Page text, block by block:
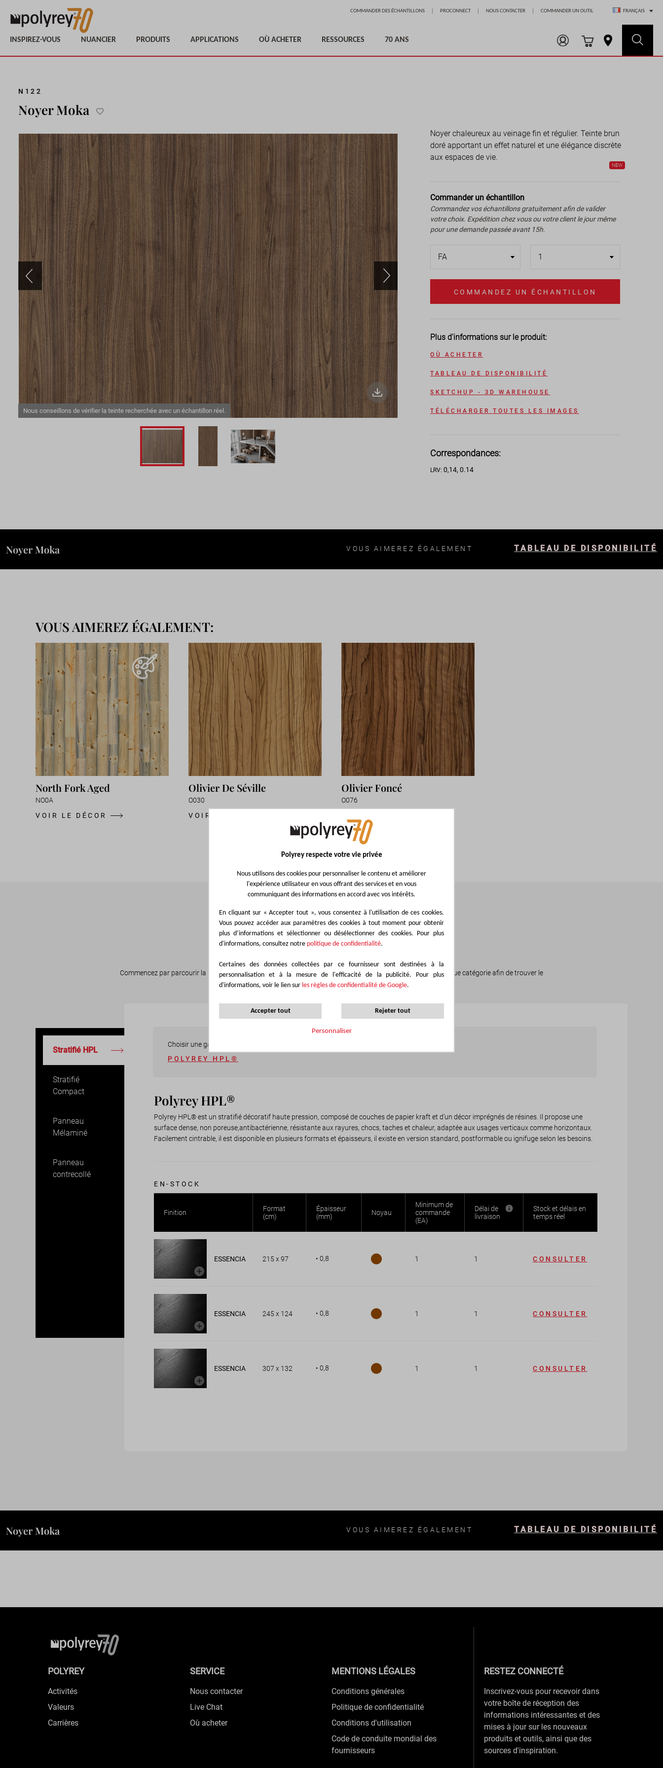
Polyrey respecte votre vie privée
Nous utilisons des cookies pour personnaliser le contenu et améliorer
l'expérience utilisateur en vous offrant des services et en vous
communiquant des informations en accord avec vos intérêts.
En cliquant sur « Accepter tout », vous consentez à l'utilisation de ces cookies.
Vous pouvez accéder aux paramètres des cookies à tout moment pour obtenir
plus d’informations et sélectionner ou désélectionner des cookies. Pour plus
d'informations, consultez notre politique de confidentialité.
Certaines des données collectées par ce fournisseur sont destinées à la
personnalisation et à la mesure de l'efficacité de la publicité. Pour plus
d'informations, voir le lien sur les règles de confidentialité de Google.
Accepter tout Rejeter tout
Personnaliser
Aller
COMMANDER DES ÉCHANTILLONS PROCONNECT NOUS CONTACTER COMMANDER UN OUTIL
Choisir un magasin
FRANÇAIS
INSPIREZ-VOUS NUANCIER PRODUITS APPLICATIONS OÙ ACHETER RESSOURCES 70 ANS
Noyer chaleureux au veinage fin et régulier. Teinte brun
doré apportant un effet naturel et une élégance discrète
aux espaces de vie.
NEW
Commander un échantillon
Commandez vos échantillons gratuitement afin de valider
votre choix. Expédition chez vous ou votre client le jour même
pour une demande passée avant 15h.
COMMANDEZ UN ÉCHANTILLON
Plus d'informations sur le produit:
OÙ ACHETER
TABLEAU DE DISPONIBILITÉ
SKETCHUP - 3D WAREHOUSE
TÉLÉCHARGER TOUTES LES IMAGES
Correspondances:
LRV: 0,14, 0.14
Passer
à
la
d’images
N122
Noyer Moka
à
liste
d'achats
Nous conseillons de vérifier la teinte recherchée avec un échantillon réel.
Galerie
Noyer Moka VOUS AIMEREZ ÉGALEMENT TABLEAU DE DISPONIBILITÉ
VOUS AIMEREZ ÉGALEMENT:
North Fork Aged
NO0A
VOIR LE DÉCOR
Olivier De Séville
O030
VOIR LE DÉCOR
Olivier Foncé
O076
Tableau de disponibilité
Ce décor est disponible dans une large gamme de produits stratifiés.
Commencez par parcourir la liste des produits à gauche, puis explorez les différentes gammes au sein de chaque catégorie afin de trouver le
design qui convient le mieux à votre projet.
Stratifié HPL
Stratifié
Compact
Panneau
Mélaminé
Panneau
contrecollé
Choisir une gamme
POLYREY HPL®
Polyrey HPL®
Polyrey HPL® est un stratifié décoratif haute pression, composé de couches de papier kraft et d’un décor imprégnés de résines. Il propose une
surface dense, non poreuse,antibactérienne, résistante aux rayures, chocs, taches et chaleur, adaptée aux usages verticaux comme horizontaux.
Facilement cintrable, il est disponible en plusieurs formats et épaisseurs, il existe en version standard, postformable ou ignifuge selon les besoins.
EN-STOCK
Finition
Format
(cm)
Épaisseur
(mm)
Noyau
Minimum de
commande
(EA)
Délai de
livraison
Stock et délais en
temps réel
ESSENCIA 215 x 97 • 0,8 1 1 CONSULTER
ESSENCIA 245 x 124 • 0,8 1 1 CONSULTER
ESSENCIA 307 x 132 • 0,8 1 1 CONSULTER
Noyer Moka VOUS AIMEREZ ÉGALEMENT TABLEAU DE DISPONIBILITÉ
POLYREY
Activités
Valeurs
Carrières
SERVICE
Nous contacter
Live Chat
Où acheter
MENTIONS LÉGALES
Conditions générales
Politique de confidentialité
Conditions d'utilisation
Code de conduite mondial des
fournisseurs
RESTEZ CONNECTÉ
Inscrivez-vous pour recevoir dans
votre boîte de réception des
informations intéressantes et des
mises à jour sur les nouveaux
produits et outils, ainsi que des
sources d'inspiration.